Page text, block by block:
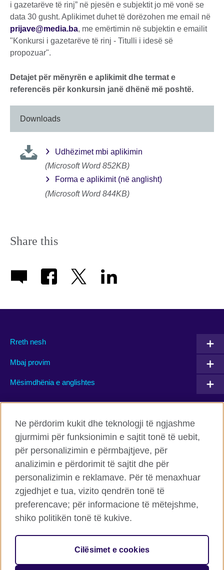
i gazetarëve të rinj” në pjesën e subjektit jo më vonë se
data 30 gusht. Aplikimet duhet të dorëzohen me email në
prijave@media.ba, me emërtimin në subjektin e emailit
"Konkursi i gazetarëve të rinj - Titulli i idesë së
propozuar".
Detajet për mënyrën e aplikimit dhe termat e
referencës për konkursin janë dhënë më poshtë.
Downloads
Udhëzimet mbi aplikimin
(Microsoft Word 852KB)
Forma e aplikimit (në anglisht)
(Microsoft Word 844KB)
Share this
Rreth nesh
Mbaj provim
Mësimdhënia e anglishtes
Facebook Twitter
Flickr TikTok
Këshilli Britanik Globalisht
Privatësia dhe termet
Cookies
Ne përdorim kukit dhe teknologji të ngjashme
gjurmimi për funksionimin e sajtit tonë të uebit,
për personalizimin e përmbajtjeve, për
analizimin e përdorimit të sajtit dhe për
personalizimin e reklamave. Për të menaxhuar
zgjedhjet e tua, vizito qendrën tonë të
preferencave; për informacione të mëtejshme,
shiko politikën tonë të kukive.
Cilësimet e cookies